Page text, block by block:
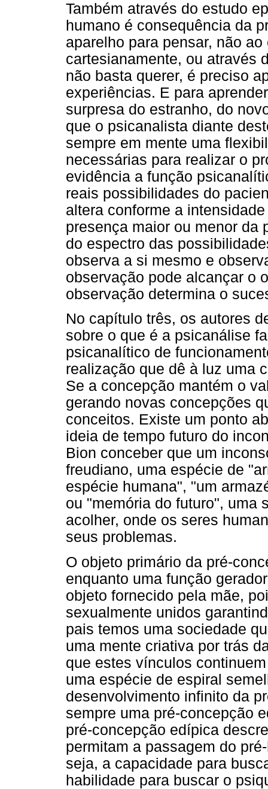
Também através do estudo
humano é consequência da
aparelho para pensar, não
cartesianamente, ou através
não basta querer, é preciso
experiências. E para
surpresa do estranho, do
que o psicanalista diante
sempre em mente uma
necessárias para realizar o
evidência a função
reais possibilidades do
altera conforme a
presença maior ou menor da
do espectro das
observa a si mesmo e
observação pode alcançar o
observação determina o
No capítulo três, os autores
sobre o que é a psicanálise
psicanalítico de
realização que dê à luz uma
Se a concepção mantém o
gerando novas concepções
conceitos. Existe um ponto
ideia de tempo futuro do
Bion conceber que um
freudiano, uma espécie de
espécie humana", "um
ou "memória do futuro", uma
acolher, onde os seres
seus problemas.
O objeto primário da pré-
enquanto uma função
objeto fornecido pela mãe,
sexualmente unidos
pais temos uma sociedade
uma mente criativa por trás
que estes vínculos
uma espécie de espiral
desenvolvimento infinito da
sempre uma pré-concepção
pré-concepção edípica
permitam a passagem do
seja, a capacidade para
habilidade para buscar o